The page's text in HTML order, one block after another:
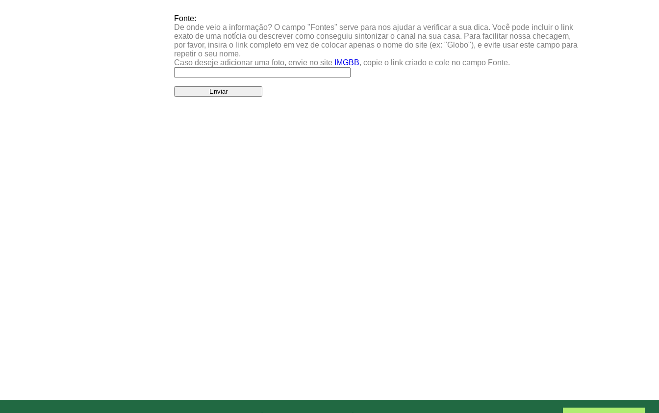
Fonte:
De onde veio a informação? O campo "Fontes" serve para nos ajudar a verificar a sua dica. Você pode incluir o link
exato de uma notícia ou descrever como conseguiu sintonizar o canal na sua casa. Para facilitar nossa checagem,
por favor, insira o link completo em vez de colocar apenas o nome do site (ex: "Globo"), e evite usar este campo para
repetir o seu nome.
Caso deseje adicionar uma foto, envie no site
IMGBB, copie o link criado e cole no campo Fonte.